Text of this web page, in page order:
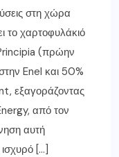
στη χώρα
το χαρτοφυλάκιό
(πρώην
Enel και 50%
εξαγοράζοντας
από τον
αυτή
[…]